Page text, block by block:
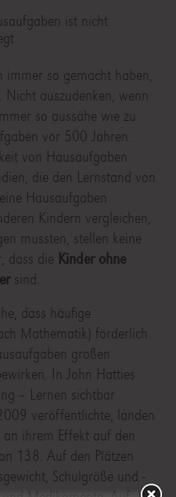
ist nicht
so gemacht haben,
auszudenken, wenn
so aussähe wie zu
vor 500 Jahren.
von Hausaufgaben
die den Lernstand von
Hausaufgaben
Kindern vergleichen,
mussten, stellen keine
dass die Kinder ohne
sind.
dass häufige
Mathematik) förderlich
großen
In John Hatties
– Lernen sichtbar
veröffentlichte, landen
ihrem Effekt auf den
138. Auf den Plätzen
Schulgröße und -